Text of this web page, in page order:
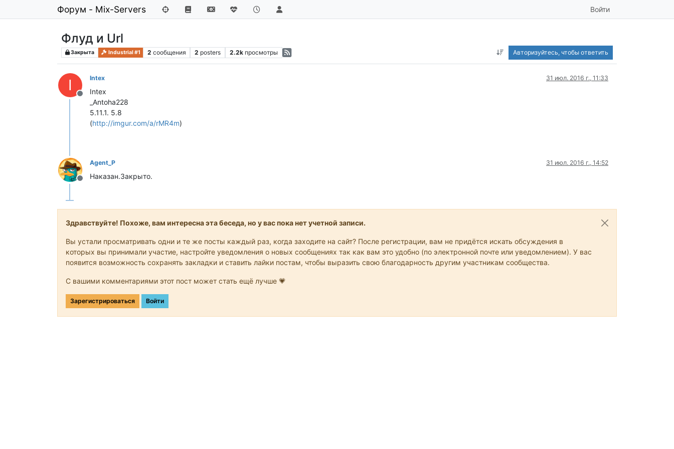
Форум - Mix-Servers Войти
Флуд и Url
Закрыта Industrial #1 2 сообщения 2 posters 2.2k просмотры Авторизуйтесь, чтобы ответить
I
Не в сети
Intex 31 июл. 2016 г., 11:33
Intex
_Antoha228
5.11.1. 5.8
(http://imgur.com/a/rMR4m)
Не в сети
Agent_P 31 июл. 2016 г., 14:52
Наказан.Закрыто.
Здравствуйте! Похоже, вам интересна эта беседа, но у вас пока нет учетной записи.
Вы устали просматривать одни и те же посты каждый раз, когда заходите на сайт? После регистрации, вам не придётся искать обсуждения в
которых вы принимали участие, настройте уведомления о новых сообщениях так как вам это удобно (по электронной почте или уведомлением). У вас
появится возможность сохранять закладки и ставить лайки постам, чтобы выразить свою благодарность другим участникам сообщества.
С вашими комментариями этот пост может стать ещё лучше 💗
Зарегистрироваться Войти